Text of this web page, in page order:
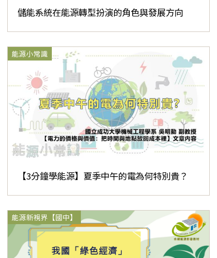
儲能系統在能源轉型扮演的角色與發展方向
能源小常識
【3分鐘學能源】夏季中午的電為何特別貴？
能源新視界【國中】